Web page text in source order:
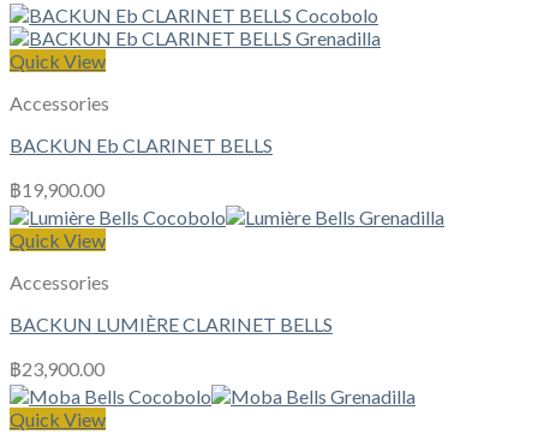
Quick View
Accessories
BACKUN Eb CLARINET BELLS
฿19,900.00
Quick View
Accessories
BACKUN LUMIÈRE CLARINET BELLS
฿23,900.00
Quick View